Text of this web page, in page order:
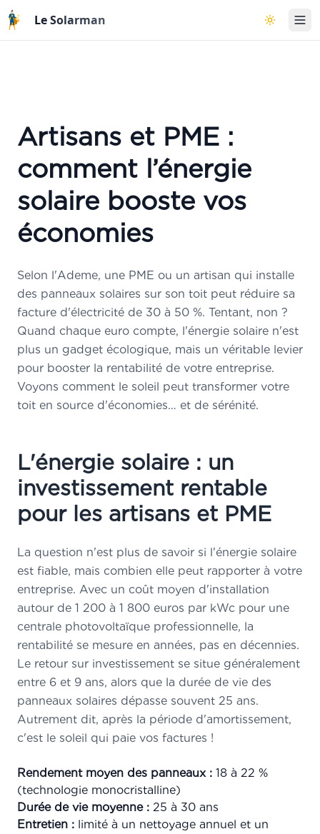
Aller au contenu principal
Le Solarman Basculer
Comment calculer la production
estimer vos économies
Conseils pour choisir lemeilleur matériel
»Éviter lespièges et arnaques
du marché
S'installerau bon prix en 2025 !
Se faire Contacter
Artisans et PME :
comment l’énergie
solaire booste vos
économies
Selon l'Ademe, une PME ou un artisan qui installe
des panneaux solaires sur son toit peut réduire sa
facture d'électricité de 30 à 50 %. Tentant, non ?
Quand chaque euro compte, l'énergie solaire n'est
plus un gadget écologique, mais un véritable levier
pour booster la rentabilité de votre entreprise.
Voyons comment le soleil peut transformer votre
toit en source d'économies… et de sérénité.
L'énergie solaire : un
investissement rentable
pour les artisans et PME
La question n'est plus de savoir si l'énergie solaire
est fiable, mais combien elle peut rapporter à votre
entreprise. Avec un coût moyen d'installation
autour de 1 200 à 1 800 euros par kWc pour une
centrale photovoltaïque professionnelle, la
rentabilité se mesure en années, pas en décennies.
Le retour sur investissement se situe généralement
entre 6 et 9 ans, alors que la durée de vie des
panneaux solaires dépasse souvent 25 ans.
Autrement dit, après la période d'amortissement,
c'est le soleil qui paie vos factures !
Rendement moyen des panneaux : 18 à 22 %
(technologie monocristalline)
Durée de vie moyenne : 25 à 30 ans
Entretien : limité à un nettoyage annuel et un